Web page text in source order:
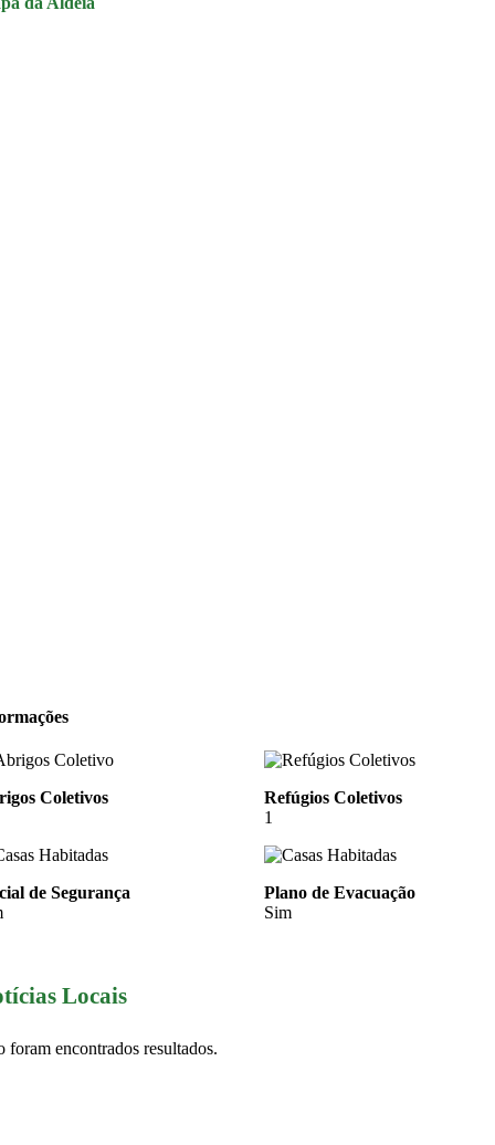
Coletivos
Refúgios Coletivos
1
de Segurança
Plano de Evacuação
Sim
Locais
foram encontrados resultados.